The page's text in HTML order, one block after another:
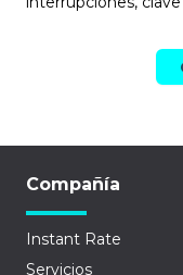
Compañía
Instant Rate
Servicios